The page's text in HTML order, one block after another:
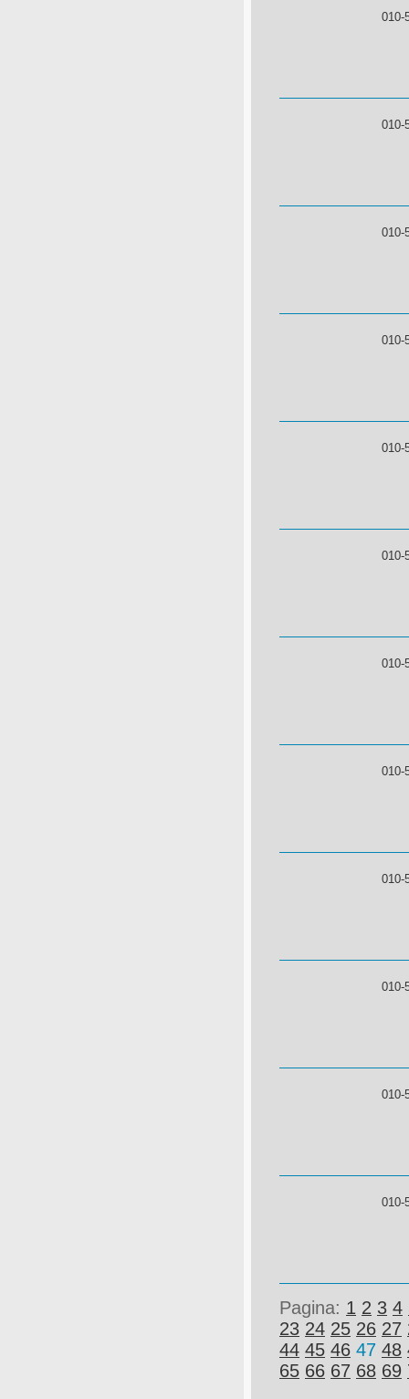
010-
010-
010-
010-
010-
010-
010-
010-
010-
010-
010-
010-
Pagina: 1 2 3 4
23 24 25 26 27
44 45 46 47 48
65 66 67 68 69